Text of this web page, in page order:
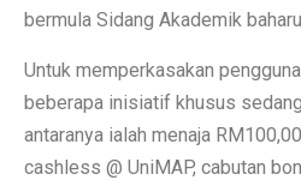
bermula Sidang Akademik
Untuk memperkasakan
beberapa inisiatif khusus
antaranya ialah menaja
cashless @ UniMAP, cabutan